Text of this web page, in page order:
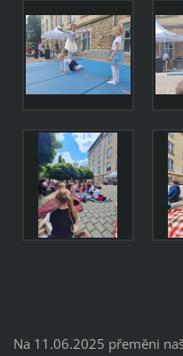
Na 11.06.2025 přeměni